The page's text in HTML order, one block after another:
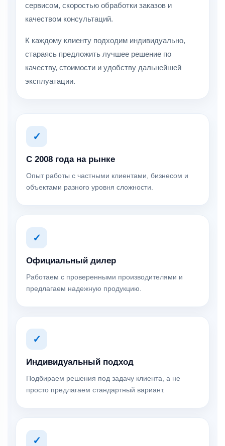
сервисом, скоростью обработки заказов и
качеством консультаций.
К каждому клиенту подходим индивидуально,
стараясь предложить лучшее решение по
качеству, стоимости и удобству дальнейшей
эксплуатации.
✓
С 2008 года на рынке
Опыт работы с частными клиентами, бизнесом и
объектами разного уровня сложности.
✓
Официальный дилер
Работаем с проверенными производителями и
предлагаем надежную продукцию.
✓
Индивидуальный подход
Подбираем решения под задачу клиента, а не
просто предлагаем стандартный вариант.
✓